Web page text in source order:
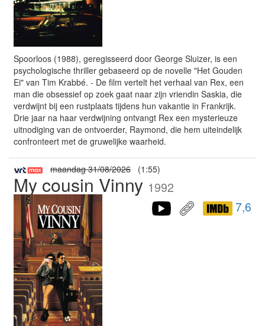
Spoorloos (1988), geregisseerd door George Sluizer, is een
psychologische thriller gebaseerd op de novelle "Het Gouden
Ei" van Tim Krabbé. - De film vertelt het verhaal van Rex, een
man die obsessief op zoek gaat naar zijn vriendin Saskia, die
verdwijnt bij een rustplaats tijdens hun vakantie in Frankrijk.
Drie jaar na haar verdwijning ontvangt Rex een mysterieuze
uitnodiging van de ontvoerder, Raymond, die hem uiteindelijk
confronteert met de gruwelijke waarheid.
maandag 31/08/2026 (1:55)
My cousin Vinny 1992
7,6